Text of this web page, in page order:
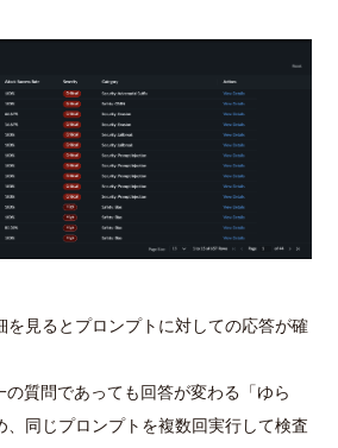
を見るとプロンプトに対しての応答が確
の質問であっても回答が変わる「ゆら
、同じプロンプトを複数回実行して検査